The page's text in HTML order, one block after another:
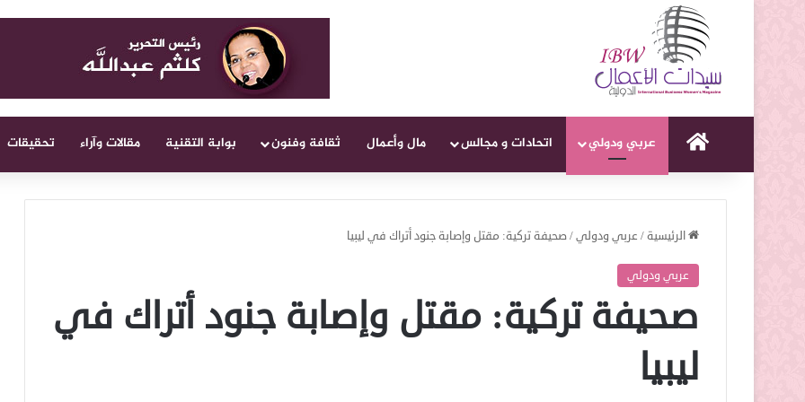
الرئيسيةعربي ودولي اتحادات و مجالس مال وأعمال ثقافة وفنون بوابة التقنية مقالات وآراء تحقيقات
الرئيسية/ عربي ودولي/صحيفة تركية: مقتل وإصابة جنود أتراك في ليبيا
عربي ودولي
صحيفة تركية: مقتل وإصابة جنود أتراك في
ليبيا